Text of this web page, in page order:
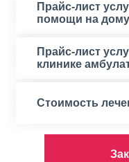
Прайс-лист
помощи на дому
Прайс-лист
клинике
Стоимость